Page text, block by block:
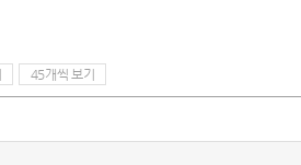
45개씩 보기